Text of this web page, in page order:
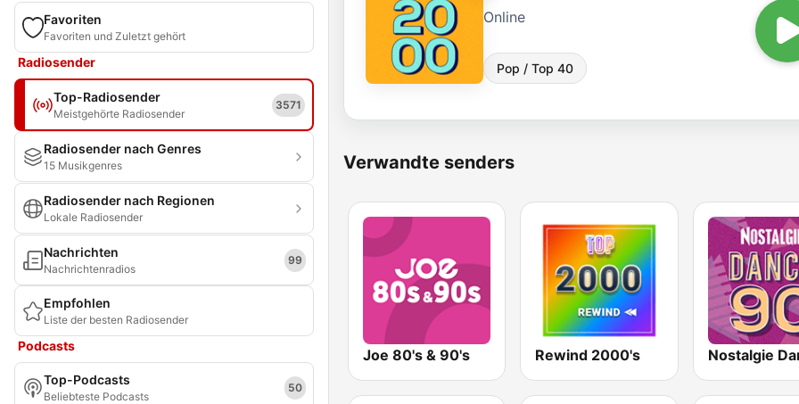
Favoriten
Favoriten und Zuletzt gehört
Radiosender
Top-Radiosender
Meistgehörte Radiosender
3571
Radiosender nach Genres
15 Musikgenres
Radiosender nach Regionen
Lokale Radiosender
Nachrichten
Nachrichtenradios
99
Empfohlen
Liste der besten Radiosender
Podcasts
Top-Podcasts
Beliebteste Podcasts
50
Online
Pop / Top 40
Verwandte senders
Joe 80's & 90's Rewind 2000's